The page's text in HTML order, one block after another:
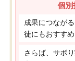
個別
成果につなが
徒にもおすすめ
さらば、サボ